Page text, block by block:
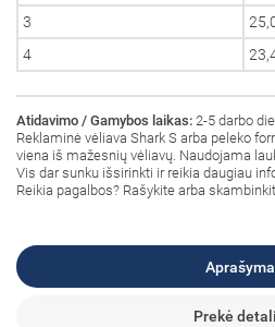
3
4
Atidavimo / Gamybos laikas: 2-5 darbo
Reklaminė vėliava Shark S arba peleko
viena iš mažesnių vėliavų. Naudojama
Vis dar sunku išsirinkti ir reikia daugiau
Reikia pagalbos? Rašykite arba
Prekė